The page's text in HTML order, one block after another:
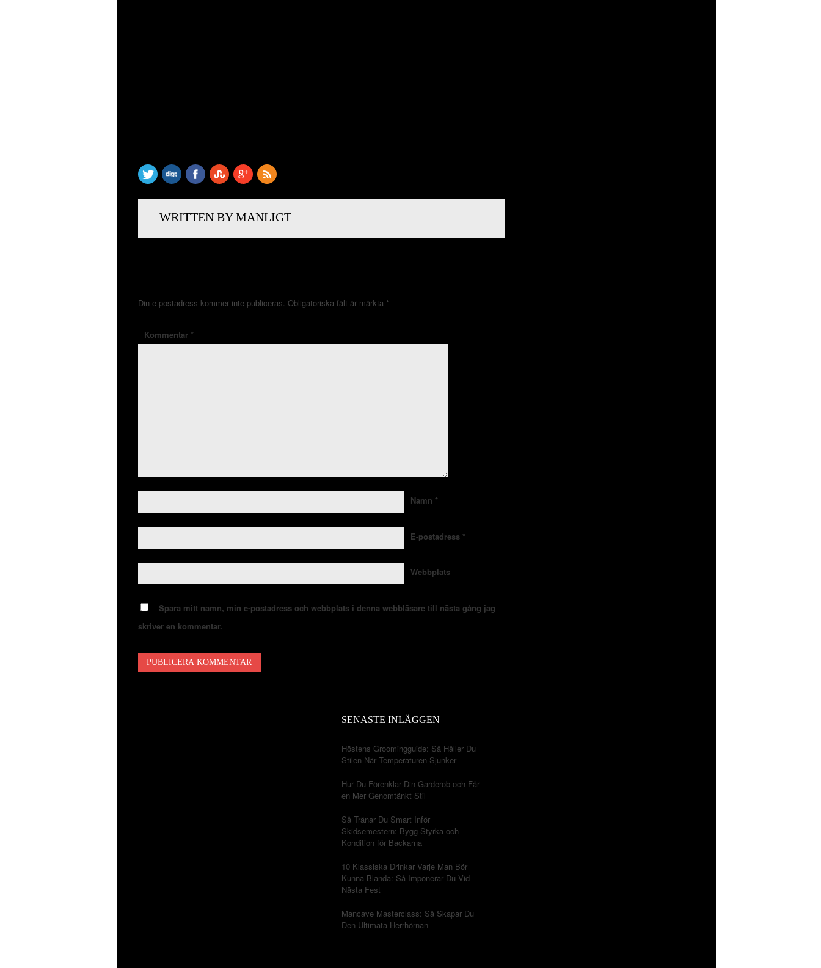
WRITTEN BY MANLIGT
Din e-postadress kommer inte publiceras. Obligatoriska fält är märkta *
Kommentar *
Namn *
E-postadress *
Webbplats
Spara mitt namn, min e-postadress och webbplats i denna webbläsare till nästa gång jag
skriver en kommentar.
SENASTE INLÄGGEN
Höstens Groomingguide: Så Håller Du
Stilen När Temperaturen Sjunker
Hur Du Förenklar Din Garderob och Får
en Mer Genomtänkt Stil
Så Tränar Du Smart Inför
Skidsemestern: Bygg Styrka och
Kondition för Backarna
10 Klassiska Drinkar Varje Man Bör
Kunna Blanda: Så Imponerar Du Vid
Nästa Fest
Mancave Masterclass: Så Skapar Du
Den Ultimata Herrhörnan